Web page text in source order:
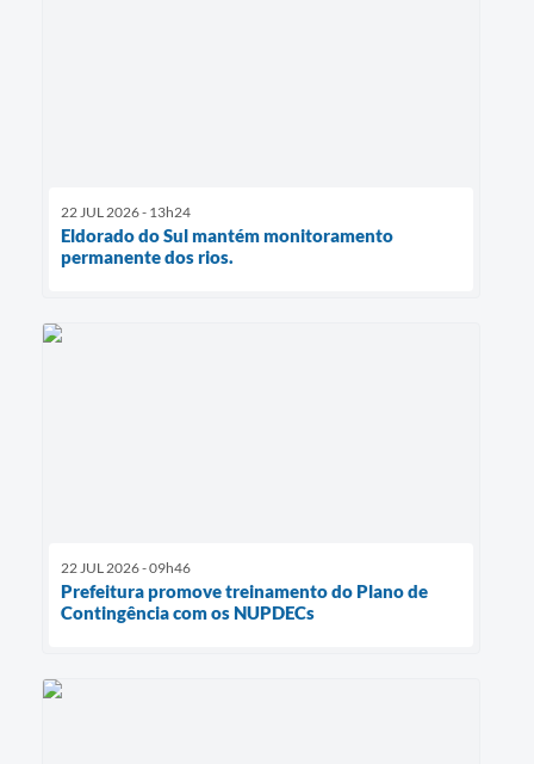
22 JUL 2026 - 13h24
Eldorado do Sul mantém monitoramento
permanente dos rios.
22 JUL 2026 - 09h46
Prefeitura promove treinamento do Plano de
Contingência com os NUPDECs